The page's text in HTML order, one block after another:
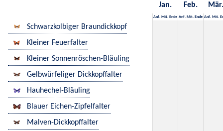
Jan. Feb. Mär.
Anf. Mit. Ende Anf. Mit. Ende Anf. Mit.
Schwarzkolbiger Braundickkopf
Kleiner Feuerfalter
Kleiner Sonnenröschen-Bläuling
Gelbwürfeliger Dickkopffalter
Hauhechel-Bläuling
Blauer Eichen-Zipfelfalter
Malven-Dickkopffalter